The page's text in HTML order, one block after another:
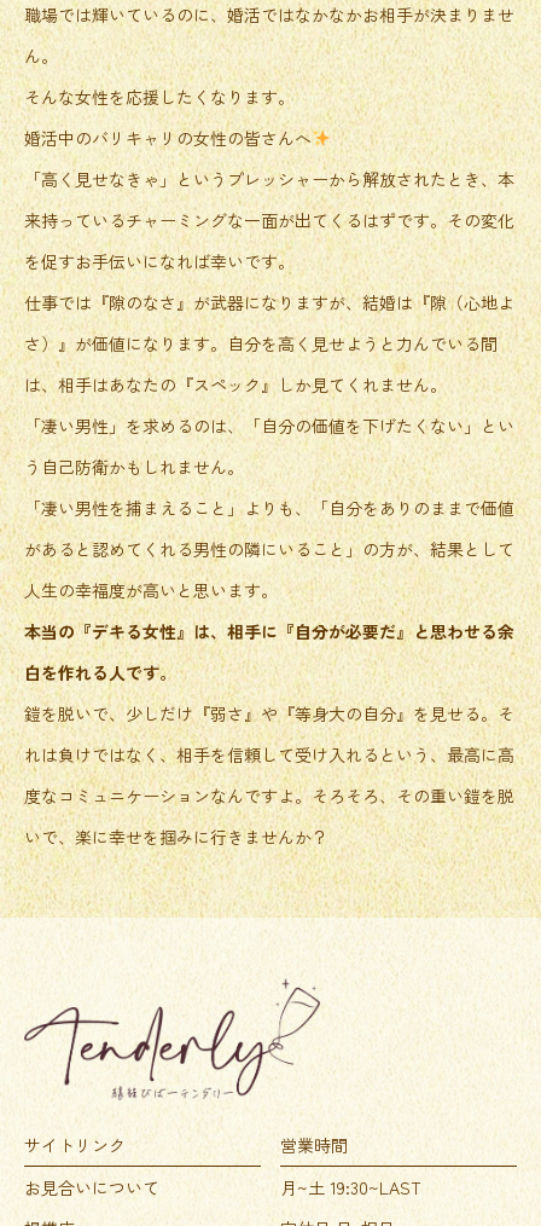
職場では輝いているのに、婚活ではなかなかお相手が決まりませ
ん。
そんな女性を応援したくなります。
婚活中のバリキャリの女性の皆さんへ
「高く見せなきゃ」というプレッシャーから解放されたとき、本
来持っているチャーミングな一面が出てくるはずです。その変化
を促すお手伝いになれば幸いです。
仕事では『隙のなさ』が武器になりますが、結婚は『隙（心地よ
さ）』が価値になります。自分を高く見せようと力んでいる間
は、相手はあなたの『スペック』しか見てくれません。
「凄い男性」を求めるのは、「自分の価値を下げたくない」とい
う自己防衛かもしれません。
「凄い男性を捕まえること」よりも、「自分をありのままで価値
があると認めてくれる男性の隣にいること」の方が、結果として
人生の幸福度が高いと思います。
本当の『デキる女性』は、相手に『自分が必要だ』と思わせる余
白を作れる人です。
鎧を脱いで、少しだけ『弱さ』や『等身大の自分』を見せる。そ
れは負けではなく、相手を信頼して受け入れるという、最高に高
度なコミュニケーションなんですよ。そろそろ、その重い鎧を脱
いで、楽に幸せを掴みに行きませんか？
サイトリンク
お見合いについて
営業時間
月~土 19:30~LAST